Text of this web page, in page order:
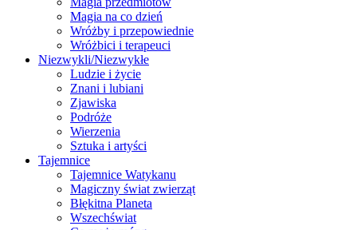
Magia na co dzień
Wróżby i przepowiednie
Wróżbici i terapeuci
Niezwykli/Niezwykłe
Ludzie i życie
Znani i lubiani
Zjawiska
Podróże
Wierzenia
Sztuka i artyści
Tajemnice
Tajemnice Watykanu
Magiczny świat zwierząt
Błękitna Planeta
Wszechświat